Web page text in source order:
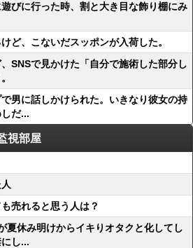
びに行った時、割と大き目な飾り棚にみ
ど、こないだスッポンが入荷した。
SNSで見かけた「自分で施術した部分し
男に話しかけられた。いきなり彼女の持
だ...
視部屋
売れると思う人は？
夏休み明けからイキりオタクと化してし
し...